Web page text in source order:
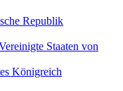
Republik
Staaten von
Königreich